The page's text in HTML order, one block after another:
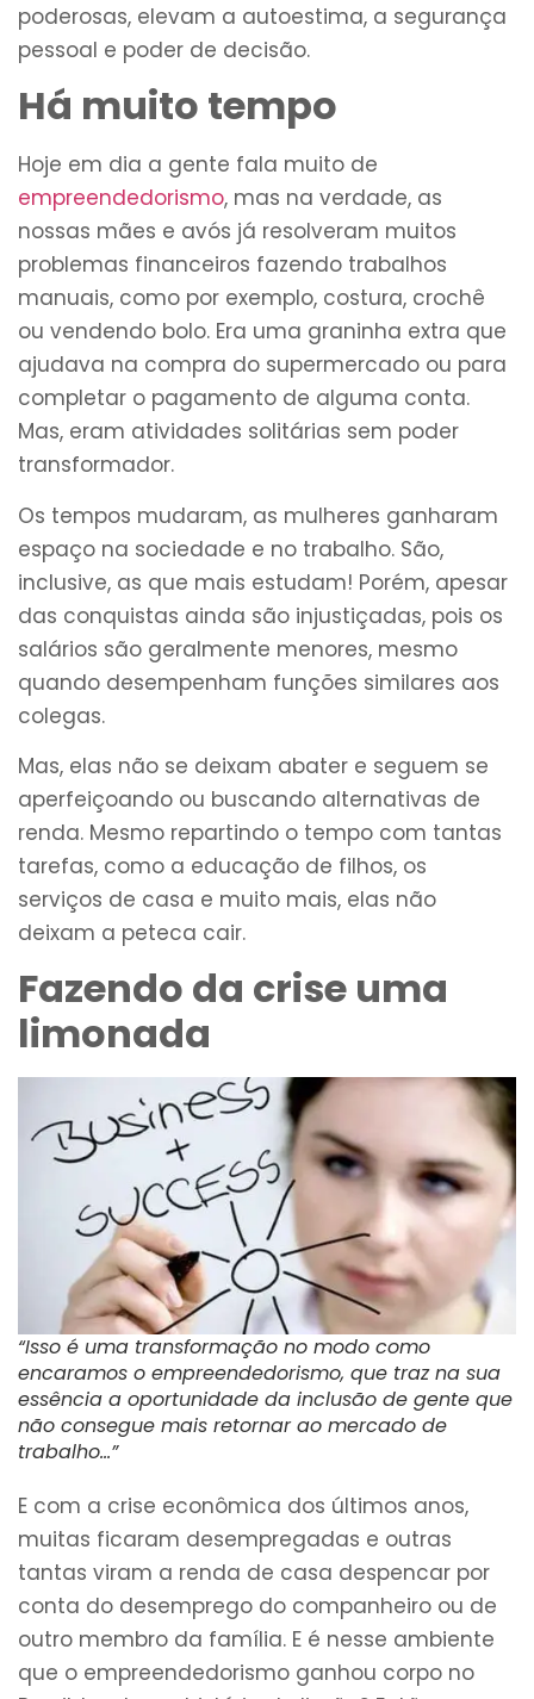
poderosas, elevam a autoestima, a segurança
pessoal e poder de decisão.
Há muito tempo
Hoje em dia a gente fala muito de
empreendedorismo, mas na verdade, as
nossas mães e avós já resolveram muitos
problemas financeiros fazendo trabalhos
manuais, como por exemplo, costura, crochê
ou vendendo bolo. Era uma graninha extra que
ajudava na compra do supermercado ou para
completar o pagamento de alguma conta.
Mas, eram atividades solitárias sem poder
transformador.
Os tempos mudaram, as mulheres ganharam
espaço na sociedade e no trabalho. São,
inclusive, as que mais estudam! Porém, apesar
das conquistas ainda são injustiçadas, pois os
salários são geralmente menores, mesmo
quando desempenham funções similares aos
colegas.
Mas, elas não se deixam abater e seguem se
aperfeiçoando ou buscando alternativas de
renda. Mesmo repartindo o tempo com tantas
tarefas, como a educação de filhos, os
serviços de casa e muito mais, elas não
deixam a peteca cair.
Fazendo da crise uma
limonada
“Isso é uma transformação no modo como
encaramos o empreendedorismo, que traz na sua
essência a oportunidade da inclusão de gente que
não consegue mais retornar ao mercado de
trabalho…”
E com a crise econômica dos últimos anos,
muitas ficaram desempregadas e outras
tantas viram a renda de casa despencar por
conta do desemprego do companheiro ou de
outro membro da família. E é nesse ambiente
que o empreendedorismo ganhou corpo no